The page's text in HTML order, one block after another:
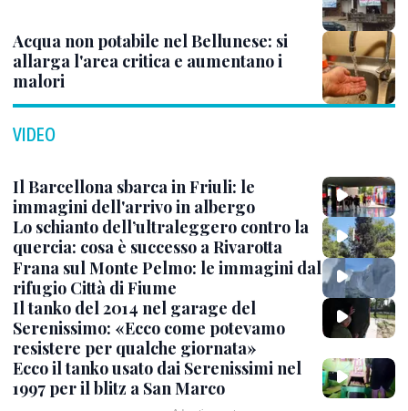
Acqua non potabile nel Bellunese: si
allarga l'area critica e aumentano i
malori
VIDEO
Il Barcellona sbarca in Friuli: le
immagini dell'arrivo in albergo
Lo schianto dell’ultraleggero contro la
quercia: cosa è successo a Rivarotta
Frana sul Monte Pelmo: le immagini dal
rifugio Città di Fiume
Il tanko del 2014 nel garage del
Serenissimo: «Ecco come potevamo
resistere per qualche giornata»
Ecco il tanko usato dai Serenissimi nel
1997 per il blitz a San Marco